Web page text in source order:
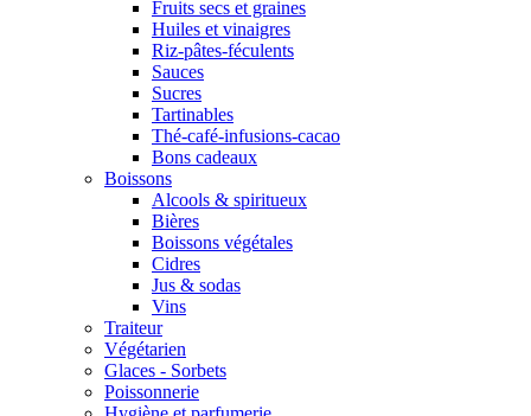
Fruits secs et graines
Huiles et vinaigres
Riz-pâtes-féculents
Sauces
Sucres
Tartinables
Thé-café-infusions-cacao
Bons cadeaux
Boissons
Alcools & spiritueux
Bières
Boissons végétales
Cidres
Jus & sodas
Vins
Traiteur
Végétarien
Glaces - Sorbets
Poissonnerie